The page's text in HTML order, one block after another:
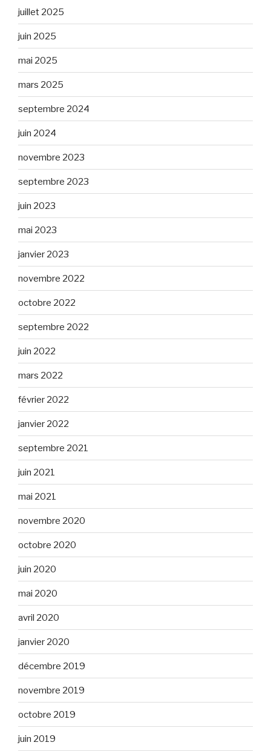
juillet 2025
juin 2025
mai 2025
mars 2025
septembre 2024
juin 2024
novembre 2023
septembre 2023
juin 2023
mai 2023
janvier 2023
novembre 2022
octobre 2022
septembre 2022
juin 2022
mars 2022
février 2022
janvier 2022
septembre 2021
juin 2021
mai 2021
novembre 2020
octobre 2020
juin 2020
mai 2020
avril 2020
janvier 2020
décembre 2019
novembre 2019
octobre 2019
juin 2019